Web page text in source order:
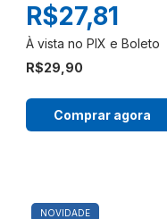
R$29,90
R$27,81
Comprar agora
NOVIDADE